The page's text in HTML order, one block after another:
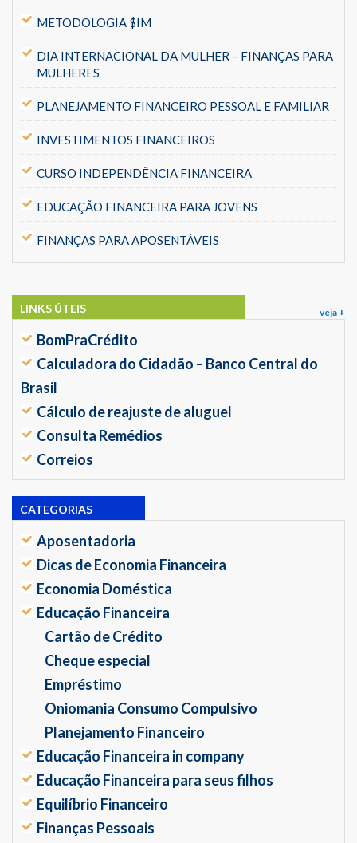
METODOLOGIA $IM
DIA INTERNACIONAL DA MULHER – FINANÇAS PARA
MULHERES
PLANEJAMENTO FINANCEIRO PESSOAL E FAMILIAR
INVESTIMENTOS FINANCEIROS
CURSO INDEPENDÊNCIA FINANCEIRA
EDUCAÇÃO FINANCEIRA PARA JOVENS
FINANÇAS PARA APOSENTÁVEIS
veja +
LINKS ÚTEIS
BomPraCrédito
Calculadora do Cidadão – Banco Central do
Brasil
Cálculo de reajuste de aluguel
Consulta Remédios
Correios
CATEGORIAS
Aposentadoria
Dicas de Economia Financeira
Economia Doméstica
Educação Financeira
Cartão de Crédito
Cheque especial
Empréstimo
Oniomania Consumo Compulsivo
Planejamento Financeiro
Educação Financeira in company
Educação Financeira para seus filhos
Equilíbrio Financeiro
Finanças Pessoais